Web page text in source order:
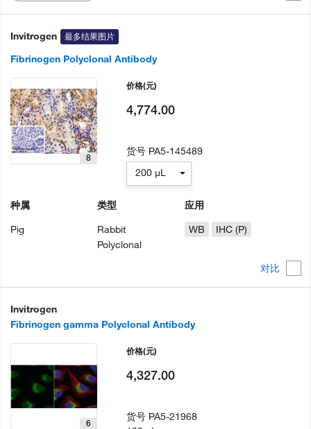
Invitrogen 最多结果图片
Fibrinogen Polyclonal Antibody
对比
8
种属
Pig
类型
Rabbit
Polyclonal
应用
WB
IHC (P)
价格(元)
4,774.00
货号 PA5-145489
200 µL
Invitrogen
Fibrinogen gamma Polyclonal Antibody
6
价格(元)
4,327.00
货号 PA5-21968